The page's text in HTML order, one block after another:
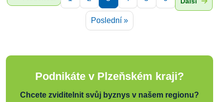
Poslední »
Podnikáte v Plzeňském kraji?
Chcete zviditelnit svůj byznys v našem regionu?